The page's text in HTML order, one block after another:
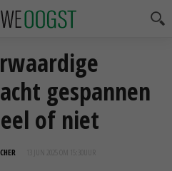
gespannen
of niet
13 JUN 2025 OM 15:30